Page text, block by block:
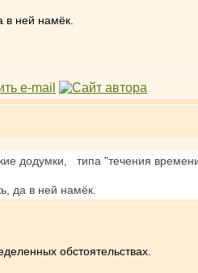
в ней намёк.
додумки, типа "течения
да в ней намёк.
обстоятельствах.